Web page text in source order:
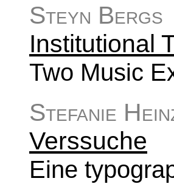
Steyn Bergs
Institutional
Two Music
Stefanie
Verssuche
Eine